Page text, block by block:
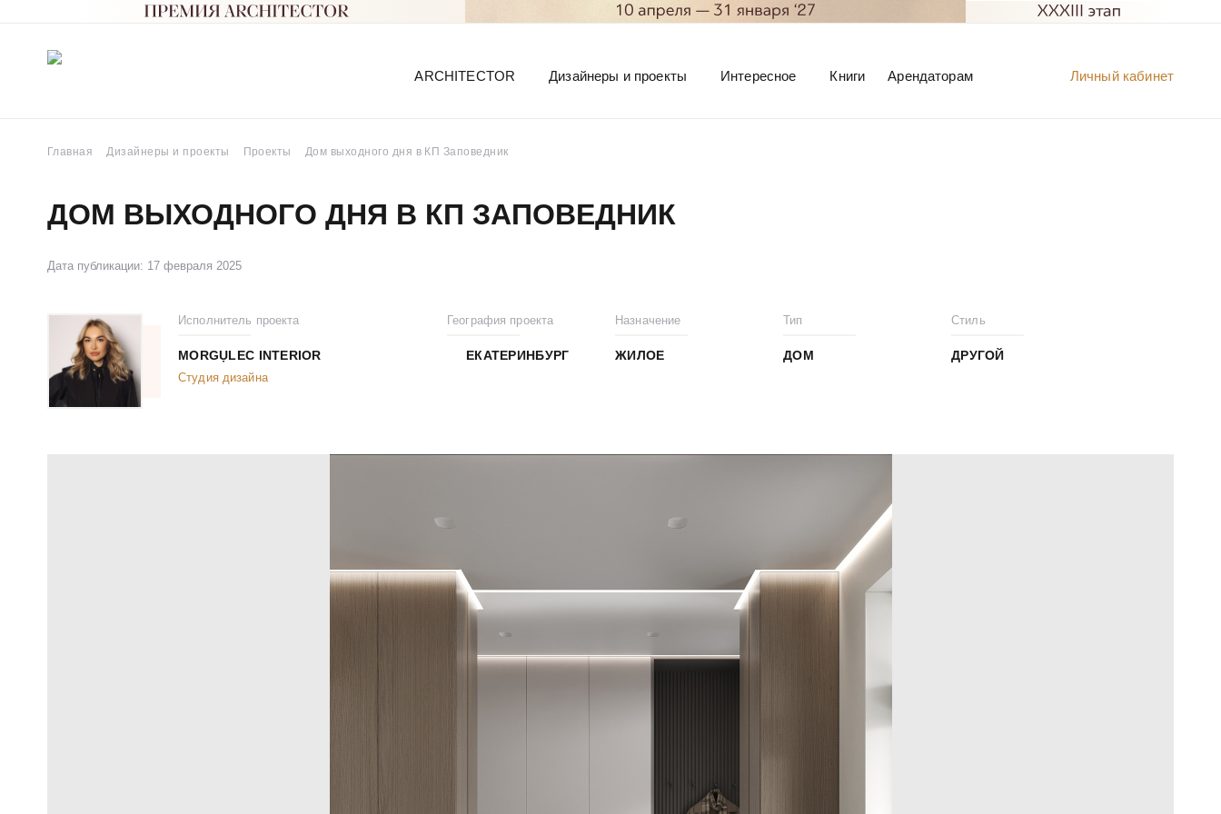
Личный кабинет
ARCHITECTOR Дизайнеры и проекты Интересное Книги Арендаторам
Главная Дизайнеры и проекты Проекты Дом выходного дня в КП Заповедник
ДОМ ВЫХОДНОГО ДНЯ В КП ЗАПОВЕДНИК
Дата публикации: 17 февраля 2025
Исполнитель проекта
MORGỤLEC INTERIOR
Студия дизайна
География проекта
ЕКАТЕРИНБУРГ
Назначение
ЖИЛОЕ
Тип
ДОМ
Стиль
ДРУГОЙ